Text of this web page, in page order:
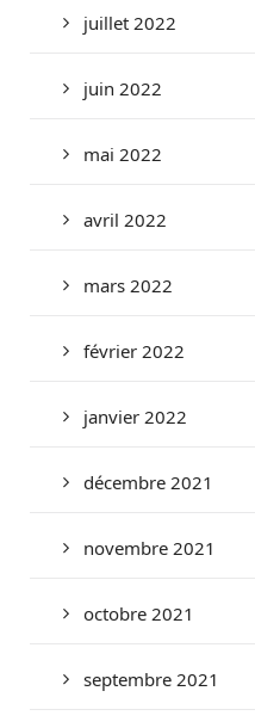
juillet 2022
juin 2022
mai 2022
avril 2022
mars 2022
février 2022
janvier 2022
décembre 2021
novembre 2021
octobre 2021
septembre 2021